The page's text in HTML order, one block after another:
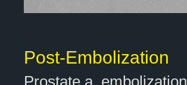
Post-Embolization
Prostate a. embolization